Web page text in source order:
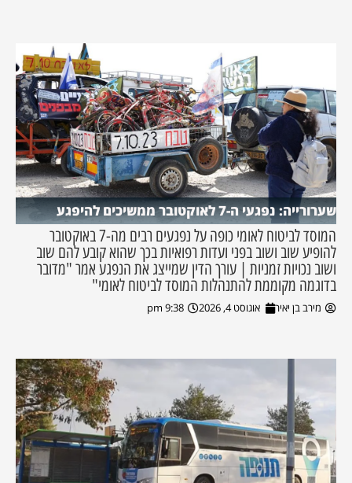
שערורייה: נפגעי ה-7 לאוקטובר ממשיכים להיפגע
המוסד לביטוח לאומי כופה על נפגעים רבים מה-7 באוקטובר
להופיע שוב ושוב בפני ועדות רפואיות בכך שהוא קובע להם שוב
ושוב נכויות זמניות | עורך הדין שמייצג את הנפגע אמר "מדובר
בדוגמה מקוממת להתנהלות המוסד לביטוח לאומי"
מירב בן יאיר אוגוסט 4, 2026 9:38 pm